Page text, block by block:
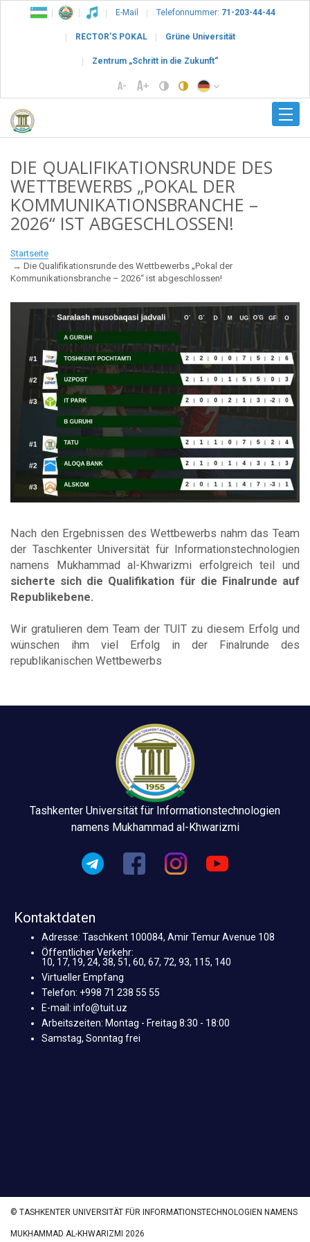
E-Mail Telefonnummer: 71-203-44-44
RECTOR’S POKAL Grüne Universität
Zentrum „Schritt in die Zukunft“
DIE QUALIFIKATIONSRUNDE DES
WETTBEWERBS „POKAL DER
KOMMUNIKATIONSBRANCHE –
2026“ IST ABGESCHLOSSEN!
Startseite
Die Qualifikationsrunde des Wettbewerbs „Pokal der
Kommunikationsbranche – 2026“ ist abgeschlossen!
Nach den Ergebnissen des Wettbewerbs nahm das Team
der Taschkenter Universität für Informationstechnologien
namens Mukhammad al-Khwarizmi erfolgreich teil und
sicherte sich die Qualifikation für die Finalrunde auf
Republikebene.
Wir gratulieren dem Team der TUIT zu diesem Erfolg und
wünschen ihm viel Erfolg in der Finalrunde des
republikanischen Wettbewerbs
Tashkenter Universität für Informationstechnologien
namens Mukhammad al-Khwarizmi
Kontaktdaten
Adresse: Taschkent 100084, Amir Temur Avenue 108
Öffentlicher Verkehr:
10, 17, 19, 24, 38, 51, 60, 67, 72, 93, 115, 140
Virtueller Empfang
Telefon: +998 71 238 55 55
E-mail: info@tuit.uz
Arbeitszeiten: Montag - Freitag 8:30 - 18:00
Samstag, Sonntag frei
© TASHKENTER UNIVERSITÄT FÜR INFORMATIONSTECHNOLOGIEN NAMENS
MUKHAMMAD AL-KHWARIZMI 2026